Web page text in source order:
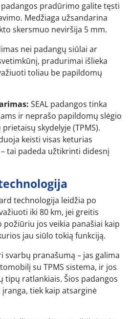
pradūrimo galite tęsti
Medžiaga užsandarina
skersmuo neviršija 5 mm.
nei padangų siūlai ar
pradurimai išlieka
toliau be papildomų
SEAL padangos tinka
ir neprašo papildomų slėgio
skydelyje (TPMS).
keisti visas keturias
tai padeda užtikrinti didesnį
technologija leidžia po
iki 80 km, jei greitis
požiūriu jos veikia panašiai kaip
jau siūlo tokią funkciją.
svarbų pranašumą – jas galima
su TPMS sistema, ir jos
tipų ratlankiais. Šios padangos
tiek kaip atsarginė